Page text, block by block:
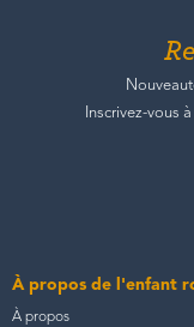
Inscrivez-vous
À propos de l'enfant
À propos